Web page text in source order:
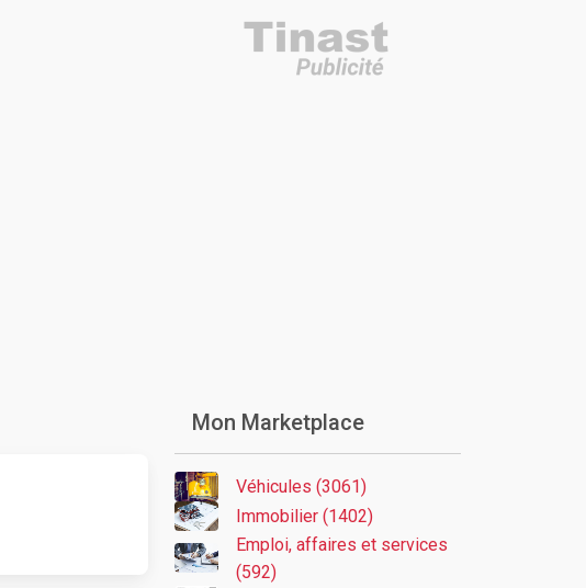
Mon Marketplace
Véhicules (3061)
Immobilier (1402)
Emploi, affaires et services
(592)